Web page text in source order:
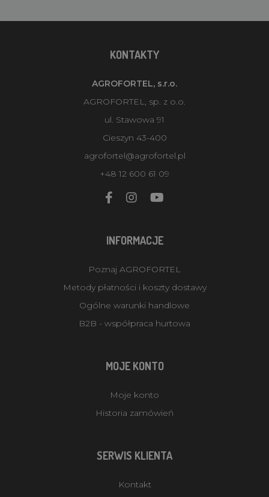
KONTAKTY
AGROFORTEL, s.r.o.
AGROFORTEL, sp. z o.o.
ul. Stawowa 91
Cieszyn 43-400
agrofortel@agrofortel.pl
+48 12 600 61 09
INFORMACJE
Poznaj AGROFORTEL
Metody płatności i koszty dostawy
Ogólne warunki handlowe
B2B - współpraca hurtowa
MOJE KONTO
Moje konto
Historia zamówień
SERWIS KLIENTA
Kontakt